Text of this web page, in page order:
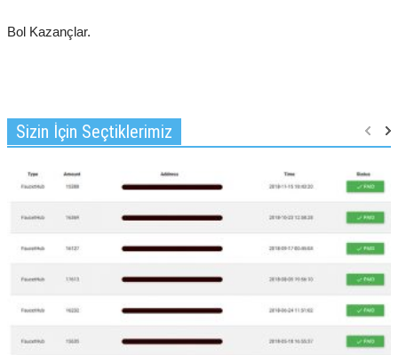
Bol Kazançlar.
Sizin İçin Seçtiklerimiz